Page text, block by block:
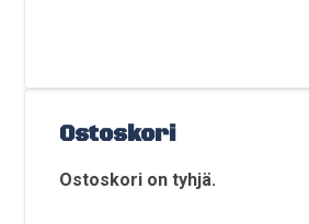
Ostoskori
Ostoskori on tyhjä.